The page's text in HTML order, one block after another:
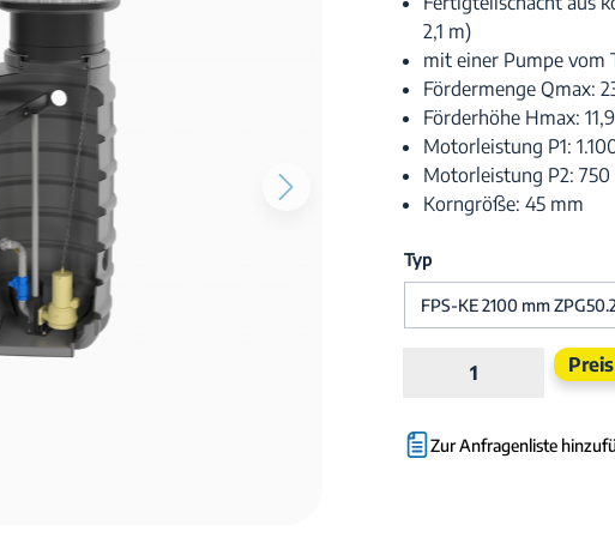
2,1 m)
mit einer Pumpe vom
Fördermenge Qmax:
Förderhöhe Hmax:
Motorleistung P1:
Motorleistung P2:
Korngröße: 45 mm
Typ
Produkt
Zur Anfragenliste